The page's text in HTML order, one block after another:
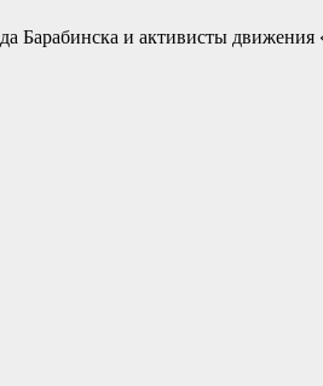
Барабинска и активисты